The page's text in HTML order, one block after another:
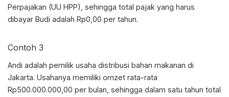
Perpajakan (UU HPP), sehingga total pajak yang harus
dibayar Budi adalah Rp0,00 per tahun.
Contoh 3
Andi adalah pemilik usaha distribusi bahan makanan di
Jakarta. Usahanya memiliki omzet rata-rata
Rp500.000.000,00 per bulan, sehingga dalam satu tahun total